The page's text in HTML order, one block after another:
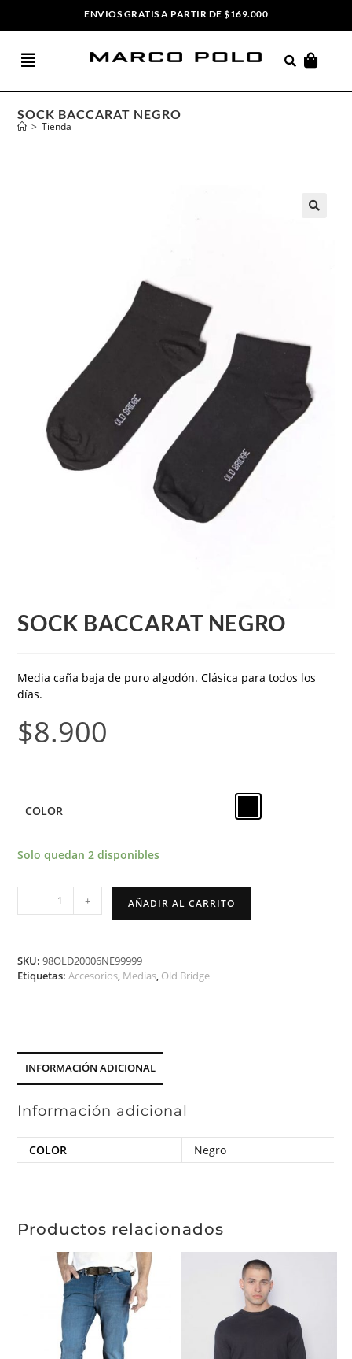
ENVIOS GRATIS A PARTIR DE $169.000
SOCK BACCARAT NEGRO
> Tienda
SOCK BACCARAT NEGRO
Media caña baja de puro algodón. Clásica para todos los
días.
$8.900
COLOR
Solo quedan 2 disponibles
- + AÑADIR AL CARRITO
SKU:98OLD20006NE99999
Etiquetas:Accesorios, Medias, Old Bridge
INFORMACIÓN ADICIONAL
Información adicional
COLOR Negro
Productos relacionados